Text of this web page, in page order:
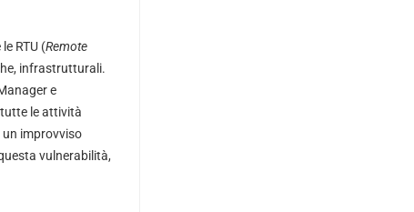
RTU (Remote
infrastrutturali.
e
tutte le attività
un improvviso
vulnerabilità,